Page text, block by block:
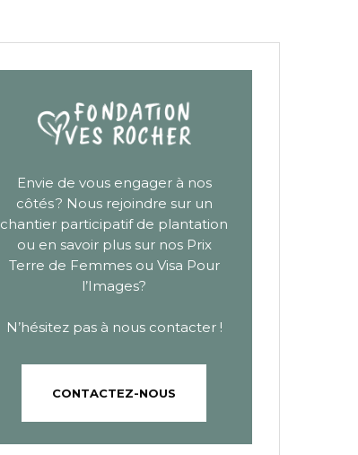
Envie de vous engager à nos
côtés ? Nous rejoindre sur un
chantier participatif de plantation
ou en savoir plus sur nos Prix
Terre de Femmes ou Visa Pour
l’Images?
N’hésitez pas à nous contacter !
CONTACTEZ-NOUS